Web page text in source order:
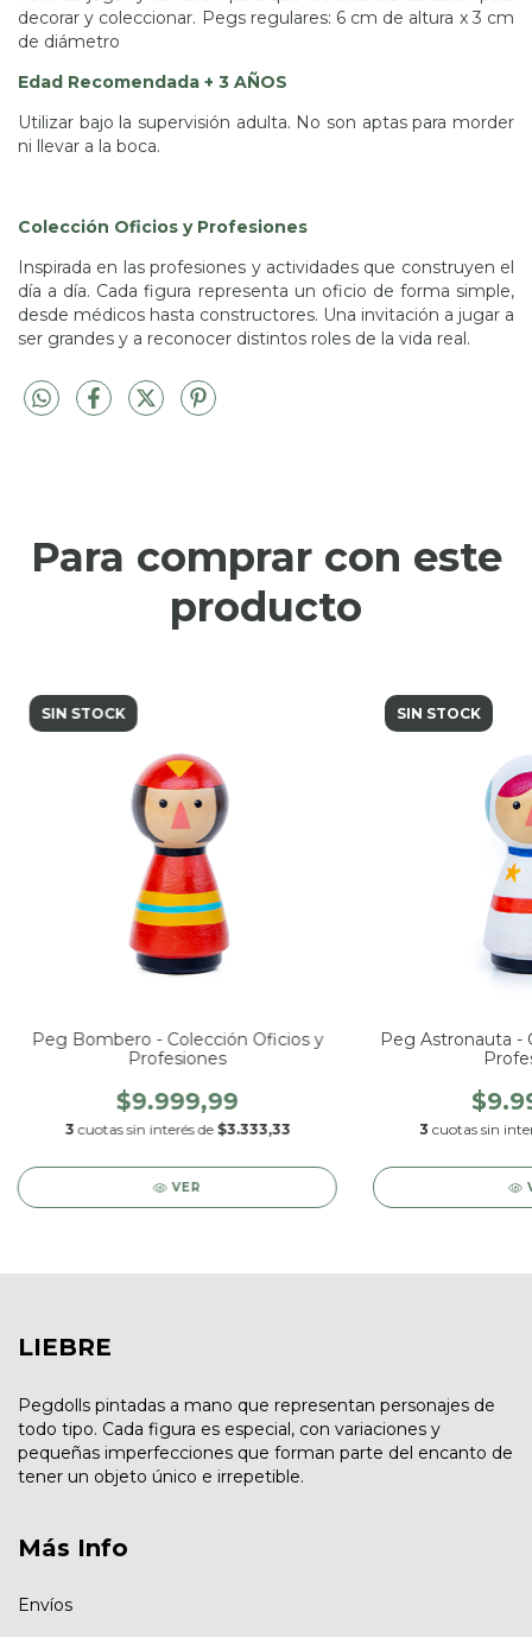
decorar y coleccionar. Pegs regulares: 6 cm de altura x 3 cm
de diámetro
Edad Recomendada + 3 AÑOS
Utilizar bajo la supervisión adulta. No son aptas para morder
ni llevar a la boca.
Colección Oficios y Profesiones
Inspirada en las profesiones y actividades que construyen el
día a día. Cada figura representa un oficio de forma simple,
desde médicos hasta constructores. Una invitación a jugar a
ser grandes y a reconocer distintos roles de la vida real.
Para comprar con este
producto
SIN STOCK
Peg Bombero - Colección Oficios y
Profesiones
$9.999,99
3 cuotas sin interés de $3.333,33
VER
SIN STOCK
Peg Astronauta -
3 cuotas sin
LIEBRE
Pegdolls pintadas a mano que representan personajes de
todo tipo. Cada figura es especial, con variaciones y
pequeñas imperfecciones que forman parte del encanto de
tener un objeto único e irrepetible.
Más Info
Envíos